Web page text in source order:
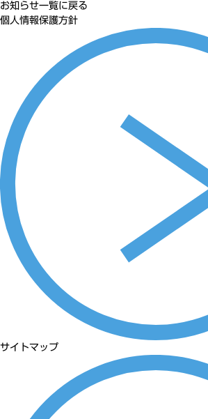
お知らせ一覧に戻る
個人情報保護方針
サイトマップ